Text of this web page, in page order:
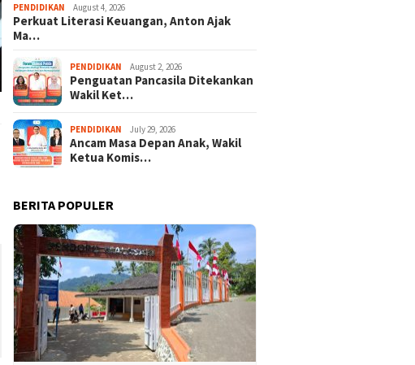
PENDIDIKAN August 4, 2026
Perkuat Literasi Keuangan, Anton Ajak
Ma…
PENDIDIKAN August 2, 2026
Penguatan Pancasila Ditekankan
Wakil Ket…
PENDIDIKAN July 29, 2026
Ancam Masa Depan Anak, Wakil
Ketua Komis…
BERITA POPULER